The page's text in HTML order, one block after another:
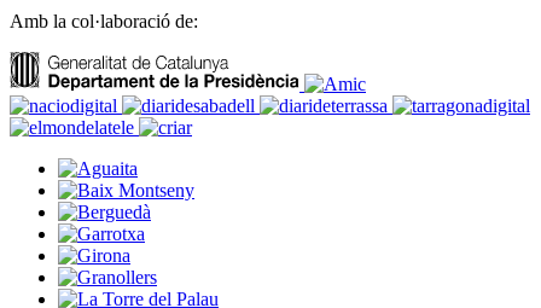
Amb la col·laboració de: